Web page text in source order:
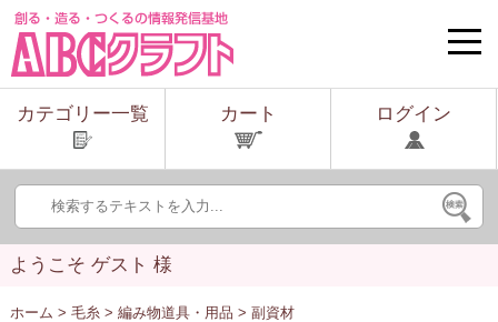
toggle
カテゴリー一覧
カート ログイン
ようこそ ゲスト 様
ホーム > 毛糸> 編み物道具・用品 > 副資材